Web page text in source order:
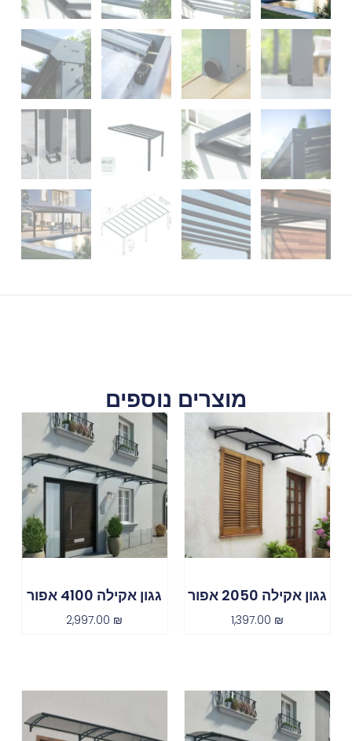
מוצרים נוספים
גגון אקילה 2050 אפור
1,397.00 ₪
גגון אקילה 4100 אפור
2,997.00 ₪